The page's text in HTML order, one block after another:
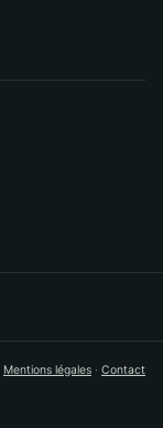
Mentions légales · Contact